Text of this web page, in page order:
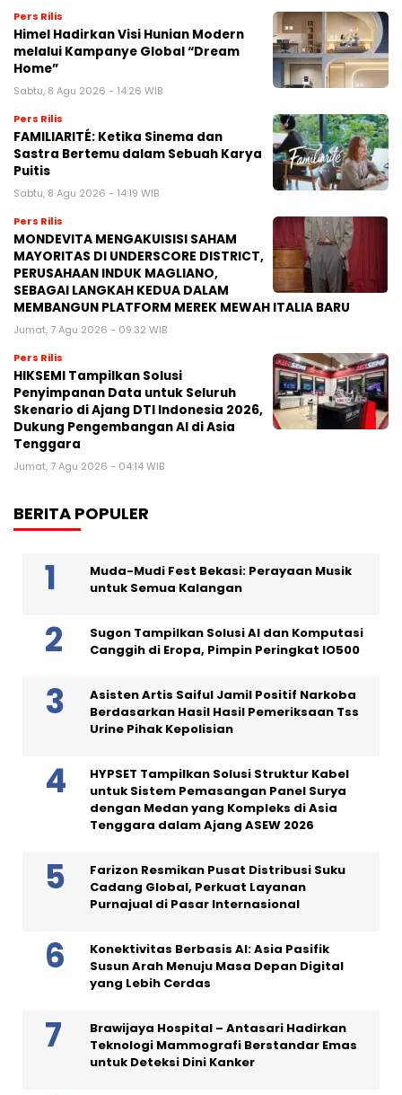
Pers Rilis
Himel Hadirkan Visi Hunian Modern
melalui Kampanye Global “Dream
Home”
Sabtu, 8 Agu 2026 - 14:26 WIB
Pers Rilis
FAMILIARITÉ: Ketika Sinema dan
Sastra Bertemu dalam Sebuah Karya
Puitis
Sabtu, 8 Agu 2026 - 14:19 WIB
Pers Rilis
MONDEVITA MENGAKUISISI SAHAM
MAYORITAS DI UNDERSCORE DISTRICT,
PERUSAHAAN INDUK MAGLIANO,
SEBAGAI LANGKAH KEDUA DALAM
MEMBANGUN PLATFORM MEREK MEWAH ITALIA BARU
Jumat, 7 Agu 2026 - 09:32 WIB
Pers Rilis
HIKSEMI Tampilkan Solusi
Penyimpanan Data untuk Seluruh
Skenario di Ajang DTI Indonesia 2026,
Dukung Pengembangan AI di Asia
Tenggara
Jumat, 7 Agu 2026 - 04:14 WIB
BERITA POPULER
Muda-Mudi Fest Bekasi: Perayaan Musik
untuk Semua Kalangan
Sugon Tampilkan Solusi AI dan Komputasi
Canggih di Eropa, Pimpin Peringkat IO500
Asisten Artis Saiful Jamil Positif Narkoba
Berdasarkan Hasil Hasil Pemeriksaan Tss
Urine Pihak Kepolisian
HYPSET Tampilkan Solusi Struktur Kabel
untuk Sistem Pemasangan Panel Surya
dengan Medan yang Kompleks di Asia
Tenggara dalam Ajang ASEW 2026
Farizon Resmikan Pusat Distribusi Suku
Cadang Global, Perkuat Layanan
Purnajual di Pasar Internasional
Konektivitas Berbasis AI: Asia Pasifik
Susun Arah Menuju Masa Depan Digital
yang Lebih Cerdas
Brawijaya Hospital – Antasari Hadirkan
Teknologi Mammografi Berstandar Emas
untuk Deteksi Dini Kanker